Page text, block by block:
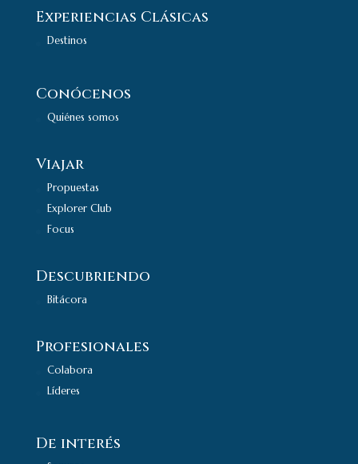
Experiencias Clásicas
Destinos
Conócenos
Quiénes somos
Viajar
Propuestas
Explorer Club
Focus
Descubriendo
Bitácora
Profesionales
Colabora
Líderes
De interés